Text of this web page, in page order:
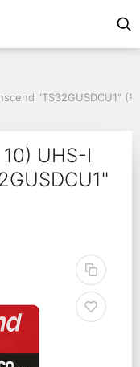
"TS32GUSDCU1" (R/
"TS32GUSDCU1"
UHS-I